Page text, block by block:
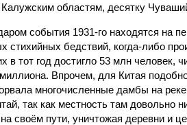
областям, десятку
события 1931-го находятся на
стихийных бедствий, когда-либо
в тот год достигло 53 млн человек,
Впрочем, для Китая
многочисленные дамбы на
так как местность там довольно
на своём пути, уничтожая деревни и